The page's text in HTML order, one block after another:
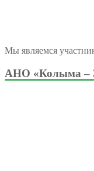
Мы являемся
АНО «Колыма –